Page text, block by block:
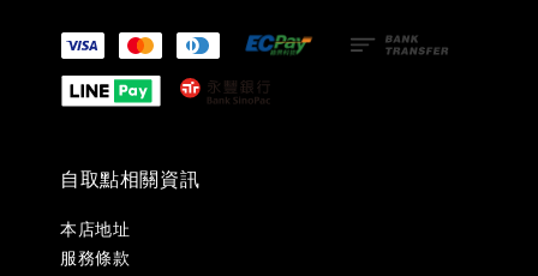
自取點相關資訊
本店地址
服務條款